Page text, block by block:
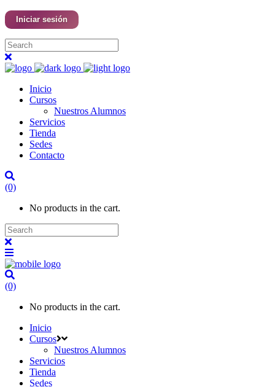
Iniciar sesión
Inicio
Cursos
Nuestros Alumnos
Servicios
Tienda
Sedes
Contacto
(0)
No products in the cart.
(0)
No products in the cart.
Inicio
Cursos
Nuestros Alumnos
Servicios
Tienda
Sedes